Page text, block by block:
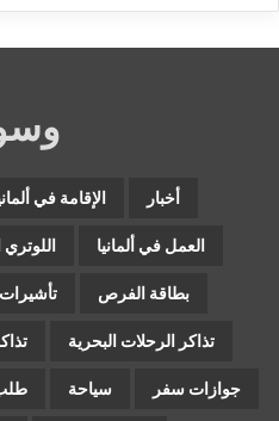
أخبار الإقامة في
العمل في ألمانيا
بطاقة الفرص تأشيرات
تذاكر الرحلات البحرية
جوازات سفر سياحة